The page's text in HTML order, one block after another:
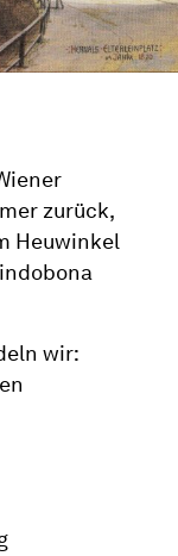
zurück,
Heuwinkel
wir: